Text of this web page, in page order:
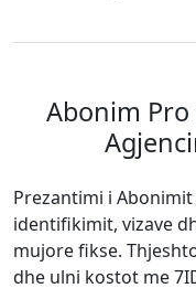
Abonim
Prezantimi i
identifikimit, vizave
mujore fikse.
dhe ulni kostot me